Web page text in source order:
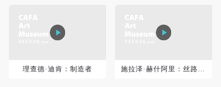
理查德·迪肯：制造者
帐号密码登录